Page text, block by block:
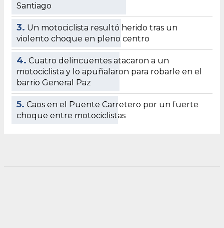
Santiago
3. Un motociclista resultó herido tras un
violento choque en pleno centro
4. Cuatro delincuentes atacaron a un
motociclista y lo apuñalaron para robarle en el
barrio General Paz
5. Caos en el Puente Carretero por un fuerte
choque entre motociclistas